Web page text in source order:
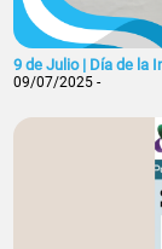
9 de Julio | Día de la
09/07/2025 -